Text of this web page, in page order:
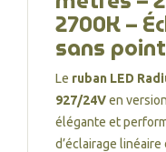
2700K –
sans
Le ruban LED
927/24Ven version
élégante et
d’éclairage linéaire